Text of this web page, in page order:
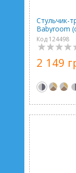
Стульчик-
Babyroom
Код 124498
2 149